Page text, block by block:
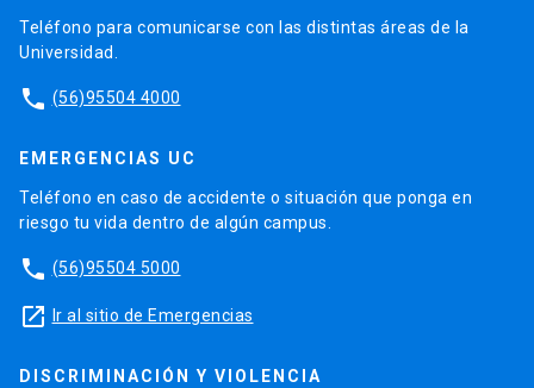
Teléfono para comunicarse con las distintas áreas de la
Universidad.
phone (56)95504 4000
EMERGENCIAS UC
Teléfono en caso de accidente o situación que ponga en
riesgo tu vida dentro de algún campus.
phone (56)95504 5000
launch Ir al sitio de Emergencias
DISCRIMINACIÓN Y VIOLENCIA